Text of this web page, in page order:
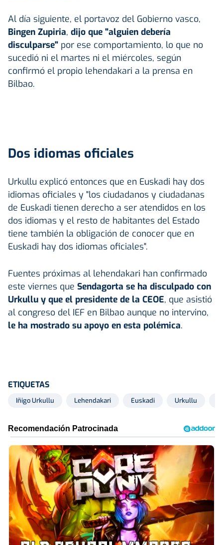
Al día siguiente, el portavoz del Gobierno vasco,
Bingen Zupiria, dijo que "alguien debería
disculparse" por ese comportamiento, lo que no
sucedió ni el martes ni el miércoles, según
confirmó el propio lehendakari a la prensa en
Bilbao.
Dos idiomas oficiales
Urkullu explicó entonces que en Euskadi hay dos
idiomas oficiales y "los ciudadanos y ciudadanas
de Euskadi tienen derecho a ser atendidos en los
dos idiomas y el resto de habitantes del Estado
tiene también la obligación de conocer que en
Euskadi hay dos idiomas oficiales".
Fuentes próximas al lehendakari han confirmado
este viernes que Sendagorta se ha disculpado con
Urkullu y que el presidente de la CEOE, que asistió
al congreso del IEF en Bilbao aunque no intervino,
le ha mostrado su apoyo en esta polémica.
ETIQUETAS
Iñigo Urkullu Lehendakari Euskadi Urkullu